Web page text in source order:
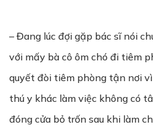
– Đang lúc đợi gặp bác sĩ nói
với mấy bà cô ôm chó đi tiêm
quyết đòi tiêm phòng tận nơi
thú y khác làm việc không có
đóng cửa bỏ trốn sau khi làm